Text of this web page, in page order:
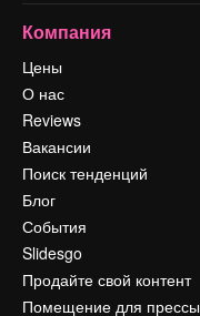
Компания
Цены
О нас
Reviews
Вакансии
Поиск тенденций
Блог
События
Slidesgo
Продайте свой контент
Помещение для прессы